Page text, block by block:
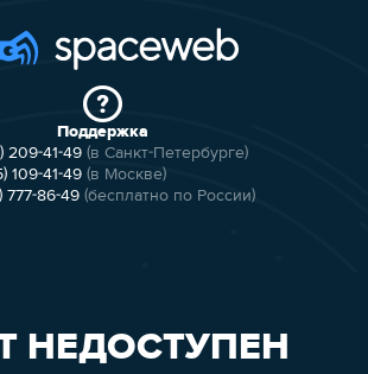
Поддержка
209-41-49 (в Санкт-Петербурге)
109-41-49 (в Москве)
777-86-49 (бесплатно по России)
НЕДОСТУПЕН